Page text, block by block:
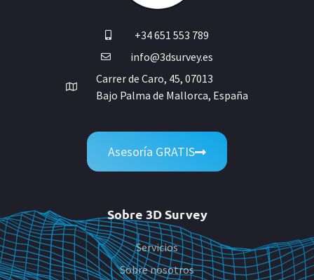
+34 651 553 789
info@3dsurvey.es
Carrer de Caro, 45, 07013
Bajo Palma de Mallorca, España
Asesoría GRATIS
Sobre 3D Survey
Servicios
Sobre nosotros